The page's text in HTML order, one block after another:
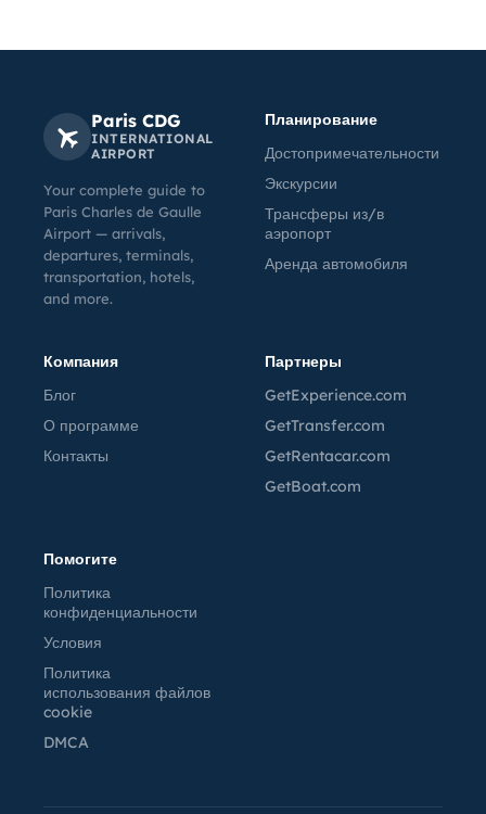
Paris CDG
INTERNATIONAL
AIRPORT
Your complete guide to
Paris Charles de Gaulle
Airport — arrivals,
departures, terminals,
transportation, hotels,
and more.
Планирование
Достопримечательности
Экскурсии
Трансферы из/в
аэропорт
Аренда автомобиля
Компания
Блог
О программе
Контакты
Партнеры
GetExperience.com
GetTransfer.com
GetRentacar.com
GetBoat.com
Помогите
Политика
конфиденциальности
Условия
Политика
использования файлов
cookie
DMCA